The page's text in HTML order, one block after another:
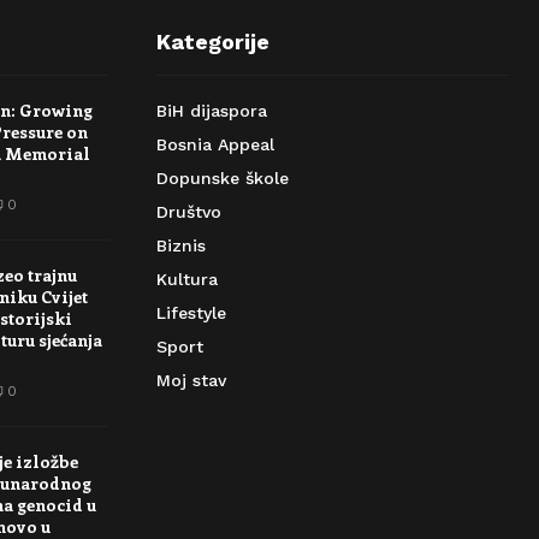
Growing
on
Memorial
0
trajnu
Cvijet
sjećanja
0
izložbe
genocid u
u
Kategorije
BiH dijaspora
Bosnia Appeal
Dopunske škole
Društvo
Biznis
Kultura
Lifestyle
Sport
Moj stav